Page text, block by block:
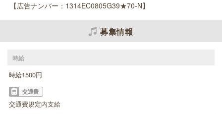
【広告ナンバー：1314EC0805G39★70-N】
募集情報
時給
時給1500円
交通費
交通費規定内支給